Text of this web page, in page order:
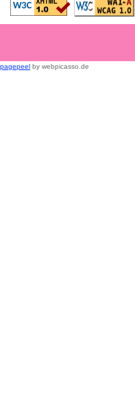
pagepeel by webpicasso.de